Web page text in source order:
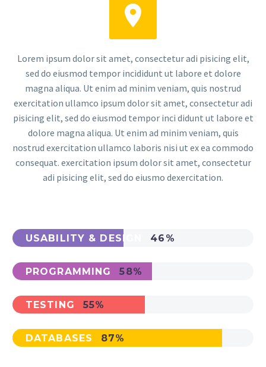


Lorem ipsum dolor sit amet, consectetur adi pisicing elit,
sed do eiusmod tempor incididunt ut labore et dolore
magna aliqua. Ut enim ad minim veniam, quis nostrud
exercitation ullamco ipsum dolor sit amet, consectetur adi
pisicing elit, sed do eiusmod tempor inci didunt ut labore et
dolore magna aliqua. Ut enim ad minim veniam, quis
nostrud exercitation ullamco laboris nisi ut ex ea commodo
consequat. exercitation ipsum dolor sit amet, consectetur
adi pisicing elit, sed do eiusmo dexercitation.
USABILITY & DESIGN 46%
PROGRAMMING 58%
TESTING 55%
DATABASES 87%